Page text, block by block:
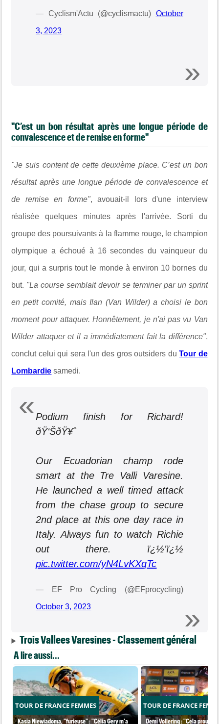
— Cyclism'Actu (@cyclismactu) October
3, 2023
"C’est un bon résultat après une longue période de
convalescence et de remise en forme"
"Je suis content de cette deuxième place. C’est un bon
résultat après une longue période de convalescence et
de remise en forme", avouait-il lors d'une interview
réalisée quelques minutes après l'arrivée. Sorti du
groupe des poursuivants à la flamme rouge, le champion
olympique a échoué à 16 secondes du vainqueur du
jour, qui a surpris tout le monde à environ 10 bornes du
but. "La course semblait devoir se terminer par un sprint
en petit comité, mais Ilan (Van Wilder) a choisi le bon
moment pour attaquer.Honnêtement, je n'ai pas vu Van
Wilder attaquer et il a immédiatement fait la différence",
conclut celui qui sera l'un des gros outsiders duTour de
Lombardie samedi.
Podium finish for Richard!
ðŸ‘ŠðŸ¥ˆ
Our Ecuadorian champ rode
smart at the Tre Valli Varesine.
He launched a well timed attack
from the chase group to secure
2nd place at this one day race in
Italy. Always fun to watch Richie
out there. ï¿½'ï¿½
pic.twitter.com/yN4LvKXqTc
— EF Pro Cycling (@EFprocycling)
October 3, 2023
Trois Vallees Varesines - Classement général
A lire aussi...
TOUR DE FRANCE FEMMES
Kasia Niewiadoma, "furieuse" : "Célia Gery m'a
TOUR DE FRANCE
Demi Vollering : "Cela prouve